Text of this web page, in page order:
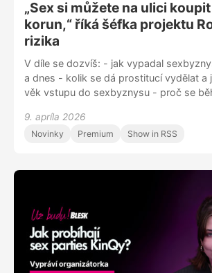
„Sex si můžete na ulici
korun,“ říká šéfka projektu
rizika
V díle se dozvíš: - jak vypadal
a dnes - kolik se dá prostitucí vydělat a
věk vstupu do sexbyznysu - proč se
motivace žen, které se živí prostitucí -
život sexworkerek Sleduj nás na Instagramu
9. apríla 2026
Novinky Premium Show in RSS